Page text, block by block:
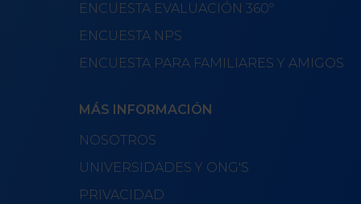
ENCUESTA EVALUACIÓN 360º
ENCUESTA NPS
ENCUESTA PARA FAMILIARES Y AMIGOS
MÁS INFORMACIÓN
NOSOTROS
UNIVERSIDADES Y ONG'S
PRIVACIDAD